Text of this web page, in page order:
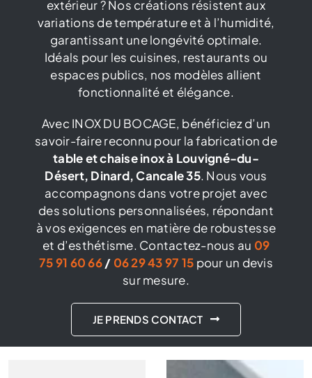
extérieur ? Nos créations résistent aux
variations de température et à l’humidité,
garantissant une longévité optimale.
Idéals pour les cuisines, restaurants ou
espaces publics, nos modèles allient
fonctionnalité et élégance.
Avec INOX DU BOCAGE, bénéficiez d’un
savoir-faire reconnu pour la fabrication de
table et chaise inox à Louvigné-du-
Désert, Dinard, Cancale 35. Nous vous
accompagnons dans votre projet avec
des solutions personnalisées, répondant
à vos exigences en matière de robustesse
et d’esthétisme. Contactez-nous au 09
75 91 60 66/ 06 29 43 97 15 pour un devis
sur mesure.
JE PRENDS CONTACT